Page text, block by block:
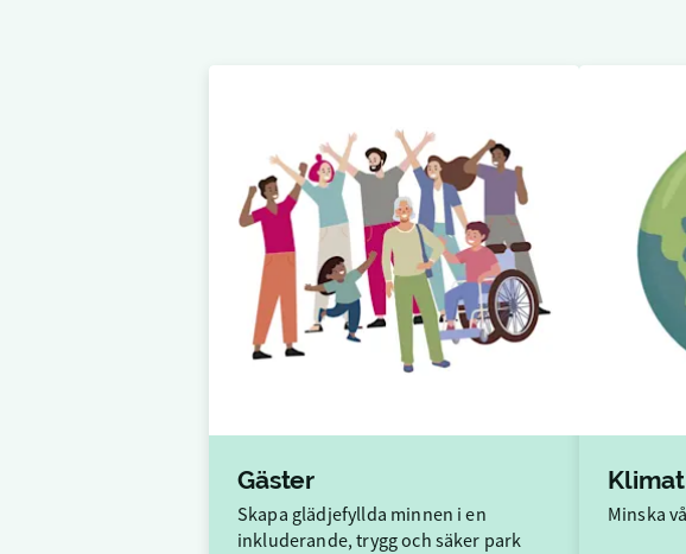
Gäster
Skapa glädjefyllda minnen i en
inkluderande, trygg och säker park
Klimat
Minska